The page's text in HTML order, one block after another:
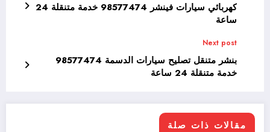
كهربائي سيارات فينشر 98577474 خدمة متنقلة 24
ساعة
Next post
بنشر متنقل تصليح سيارات الدسمة 98577474
خدمة متنقلة 24 ساعة
مقالات ذات صلة